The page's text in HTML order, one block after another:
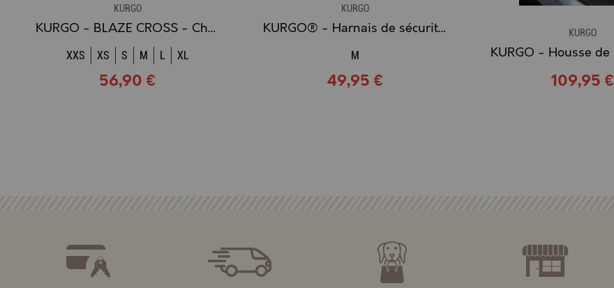
KURGO
KURGO - BLAZE CROSS - Chaussures techniques pour chien
XXS XS S M L XL
56,90 €
KURGO
KURGO® - Harnais de sécurité Voiture pour Chien "TRU-FIT"
M
49,95 €
KURGO
109,95 €